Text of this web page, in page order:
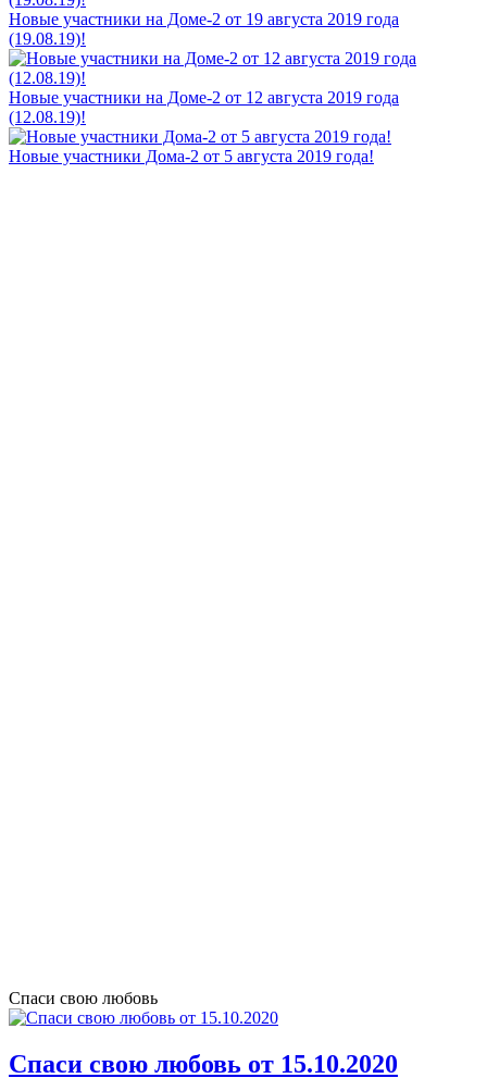
Новые участники на Доме-2 от 19 августа 2019 года
(19.08.19)!
Новые участники на Доме-2 от 12 августа 2019 года
(12.08.19)!
Новые участники Дома-2 от 5 августа 2019 года!
Спаси свою любовь
Спаси свою любовь от 15.10.2020